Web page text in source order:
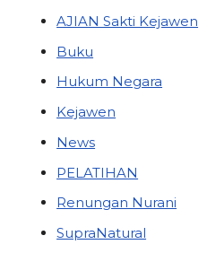
AJIAN Sakti Kejawen
Buku
Hukum Negara
Kejawen
News
PELATIHAN
Renungan Nurani
SupraNatural